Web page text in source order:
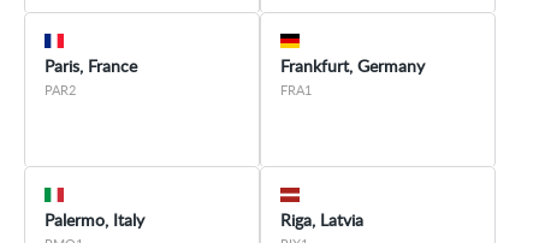
Paris, France
PAR2
Frankfurt, Germany
FRA1
Palermo, Italy Riga, Latvia